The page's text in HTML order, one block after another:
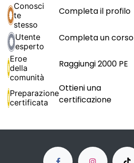
Conosci
te
stesso
Completa il profilo
Utente
esperto
Completa un corso
Eroe
della
comunità
Raggiungi 2000 PE
Preparazione
certificata
Ottieni una
certificazione